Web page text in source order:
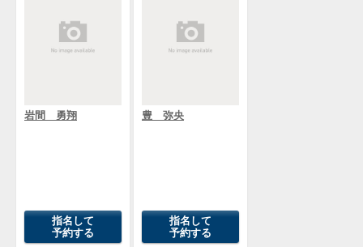
岩間 勇翔
指名して
予約する
豊 弥央
指名して
予約する